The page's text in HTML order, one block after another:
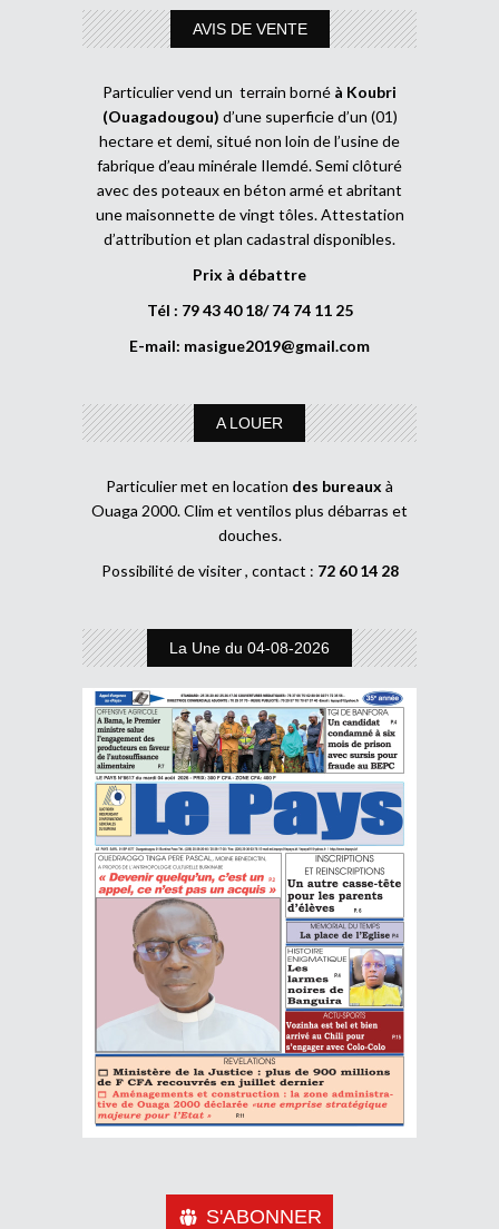
AVIS DE VENTE
Particulier vend un terrain borné à Koubri
(Ouagadougou) d’une superficie d’un (01)
hectare et demi, situé non loin de l’usine de
fabrique d’eau minérale Ilemdé. Semi clôturé
avec des poteaux en béton armé et abritant
une maisonnette de vingt tôles. Attestation
d’attribution et plan cadastral disponibles.
Prix à débattre
Tél : 79 43 40 18/ 74 74 11 25
E-mail: masigue2019@gmail.com
A LOUER
Particulier met en location des bureaux à
Ouaga 2000. Clim et ventilos plus débarras et
douches.
Possibilité de visiter , contact : 72 60 14 28
La Une du 04-08-2026
S'ABONNER